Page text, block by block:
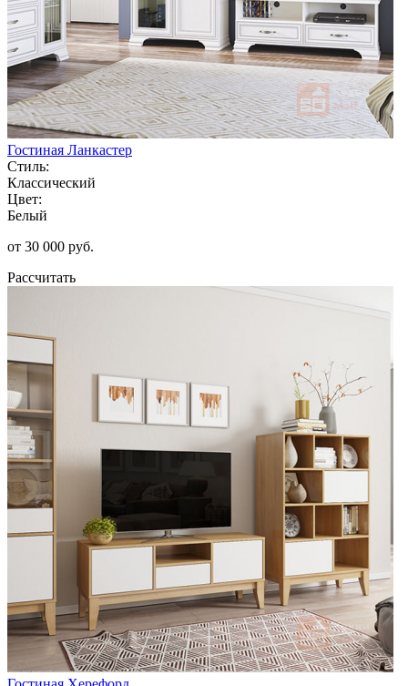
Гостиная Ланкастер
Стиль:
Классический
Цвет:
Белый
от 30 000 руб.
Рассчитать